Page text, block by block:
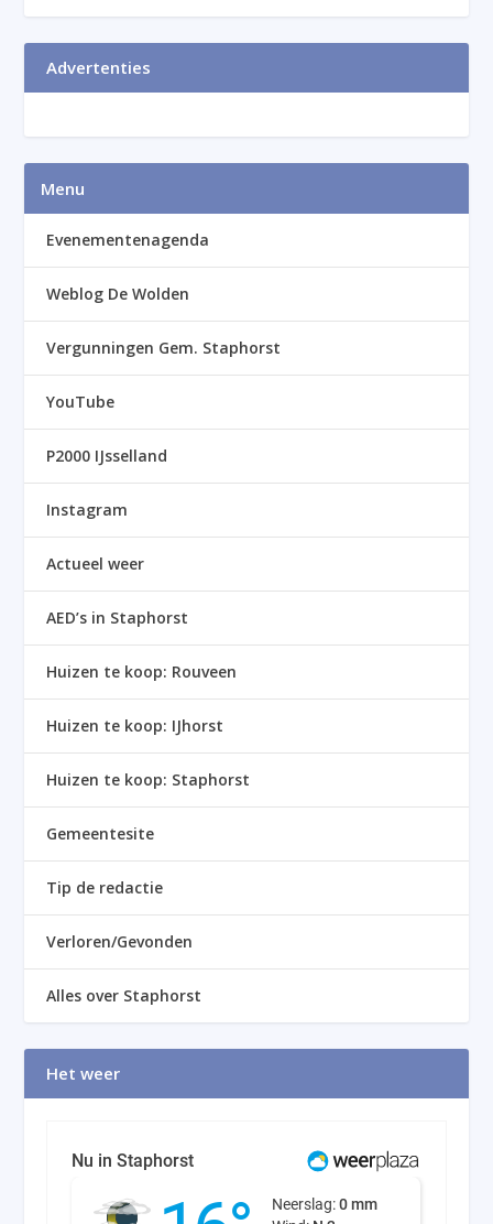
Advertenties
Menu
Evenementenagenda
Weblog De Wolden
Vergunningen Gem. Staphorst
YouTube
P2000 IJsselland
Instagram
Actueel weer
AED’s in Staphorst
Huizen te koop: Rouveen
Huizen te koop: IJhorst
Huizen te koop: Staphorst
Gemeentesite
Tip de redactie
Verloren/Gevonden
Alles over Staphorst
Het weer